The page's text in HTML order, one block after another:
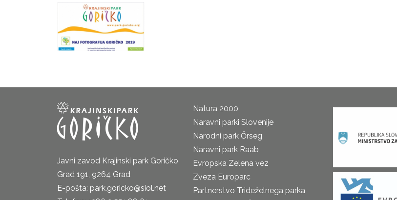
Javni zavod Krajinski park Goričko
Grad 191, 9264 Grad
E-pošta: park.goricko@siol.net
Natura 2000
Naravni parki Slovenije
Narodni park Őrseg
Naravni park Raab
Evropska Zelena vez
Zveza Europarc
Partnerstvo Trideželnega parka